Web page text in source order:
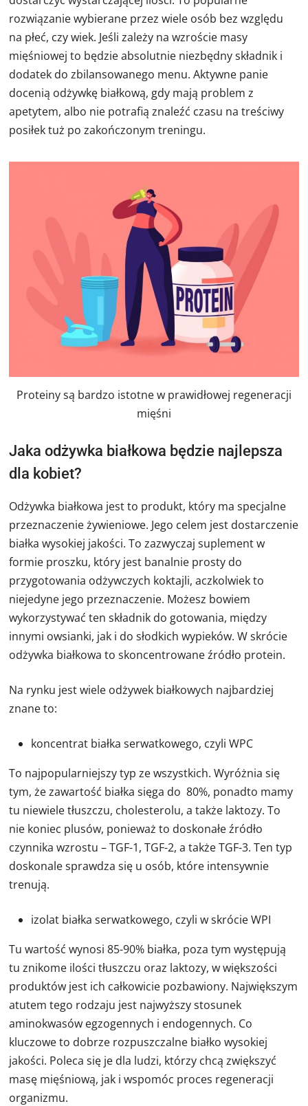
rozwiązanie wybierane przez wiele osób bez względu
na płeć, czy wiek. Jeśli zależy na wzroście masy
mięśniowej to będzie absolutnie niezbędny składnik i
dodatek do zbilansowanego menu. Aktywne panie
docenią odżywkę białkową, gdy mają problem z
apetytem, albo nie potrafią znaleźć czasu na treściwy
posiłek tuż po zakończonym treningu.
Proteiny są bardzo istotne w prawidłowej regeneracji
mięśni
Jaka odżywka białkowa będzie najlepsza
dla kobiet?
Odżywka białkowa jest to produkt, który ma specjalne
przeznaczenie żywieniowe. Jego celem jest dostarczenie
białka wysokiej jakości. To zazwyczaj suplement w
formie proszku, który jest banalnie prosty do
przygotowania odżywczych koktajli, aczkolwiek to
niejedyne jego przeznaczenie. Możesz bowiem
wykorzystywać ten składnik do gotowania, między
innymi owsianki, jak i do słodkich wypieków. W skrócie
odżywka białkowa to skoncentrowane źródło protein.
Na rynku jest wiele odżywek białkowych najbardziej
znane to:
koncentrat białka serwatkowego, czyli WPC
To najpopularniejszy typ ze wszystkich. Wyróżnia się
tym, że zawartość białka sięga do 80%, ponadto mamy
tu niewiele tłuszczu, cholesterolu, a także laktozy. To
nie koniec plusów, ponieważ to doskonałe źródło
czynnika wzrostu – TGF-1, TGF-2, a także TGF-3. Ten typ
doskonale sprawdza się u osób, które intensywnie
trenują.
izolat białka serwatkowego, czyli w skrócie WPI
Tu wartość wynosi 85-90% białka, poza tym występują
tu znikome ilości tłuszczu oraz laktozy, w większości
produktów jest ich całkowicie pozbawiony. Największym
atutem tego rodzaju jest najwyższy stosunek
aminokwasów egzogennych i endogennych. Co
kluczowe to dobrze rozpuszczalne białko wysokiej
jakości. Poleca się je dla ludzi, którzy chcą zwiększyć
masę mięśniową, jak i wspomóc proces regeneracji
organizmu.